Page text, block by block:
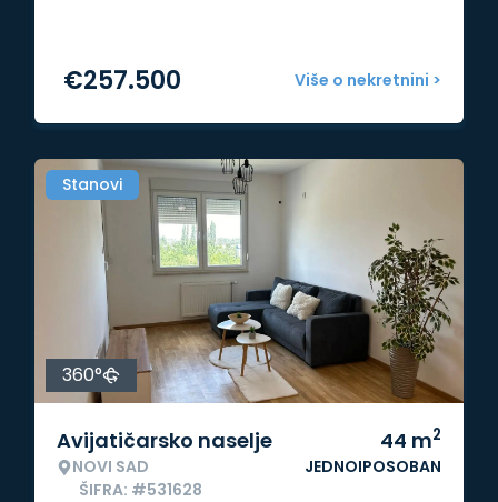
Više o nekretnini >
€257.500
Stanovi
360°
Avijatičarsko naselje
NOVI SAD
ŠIFRA: #531628
44 m2
JEDNOIPOSOBAN